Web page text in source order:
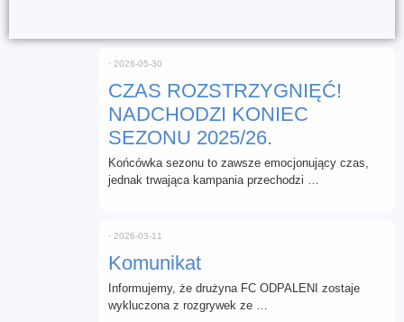
CZAS ROZSTRZYGNIĘĆ!
NADCHODZI KONIEC
SEZONU 2025/26.
⋅ 2026-05-30
Końcówka sezonu to zawsze emocjonujący czas,
jednak trwająca kampania przechodzi …
Komunikat
⋅ 2026-03-11
Informujemy, że drużyna FC ODPALENI zostaje
wykluczona z rozgrywek ze …